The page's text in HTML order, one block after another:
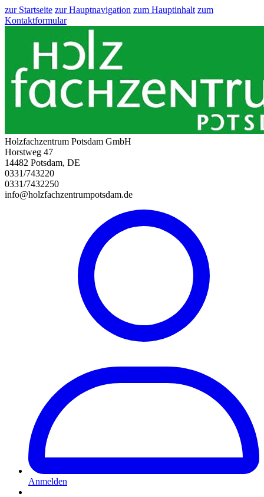
zur Startseite zur Hauptnavigation zum Hauptinhalt zum
Kontaktformular
Holzfachzentrum Potsdam GmbH
Horstweg 47
14482 Potsdam, DE
0331/743220
0331/7432250
info@holzfachzentrumpotsdam.de
Anmelden